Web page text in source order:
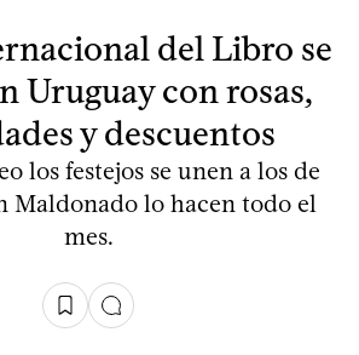
del Libro se
Uruguay con rosas,
y descuentos
los festejos se unen a los de
Maldonado lo hacen todo el
mes.